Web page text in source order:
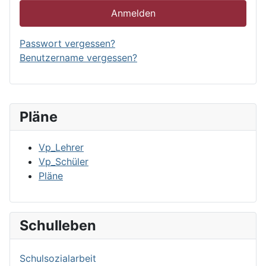
Pläne
Vp_Lehrer
Vp_Schüler
Pläne
Schulleben
Schulsozialarbeit
Anmelden
Passwort vergessen?
Benutzername vergessen?